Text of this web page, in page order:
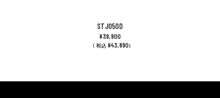
STJ050D
¥39,900
（ 税込 ¥43,890)